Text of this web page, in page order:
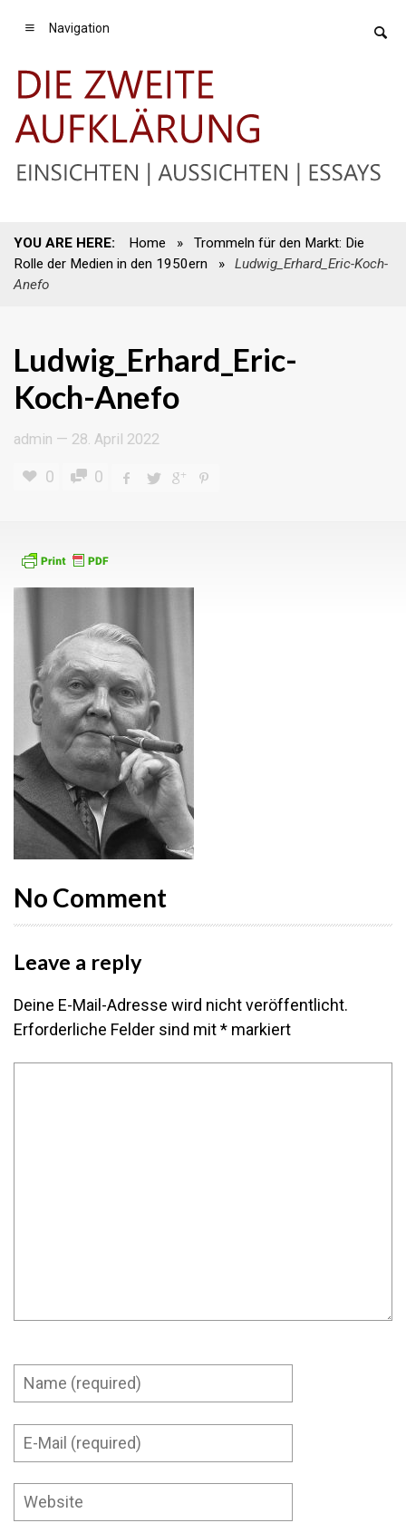
Navigation
YOU ARE HERE: Home »
Trommeln für den Markt: Die
Rolle der Medien in den 1950ern
»
Ludwig_Erhard_Eric-Koch-
Anefo
Ludwig_Erhard_Eric-
Koch-Anefo
admin — 28. April 2022
0 0
No Comment
Leave a reply
Deine E-Mail-Adresse wird nicht veröffentlicht.
Erforderliche Felder sind mit* markiert